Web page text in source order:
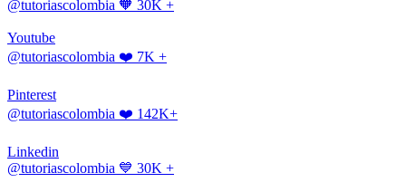
@tutoriascolombia 🧡 30K +
Youtube
@tutoriascolombia ❤️ 7K +
Pinterest
@tutoriascolombia ❤️ 142K+
Linkedin
@tutoriascolombia 💙 30K +